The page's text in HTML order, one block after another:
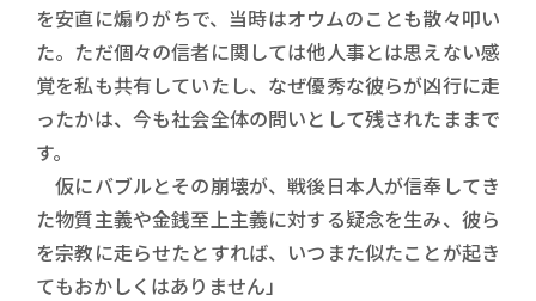
を安直に煽りがちで、当時はオウムのことも散々叩い
た。ただ個々の信者に関しては他人事とは思えない感
覚を私も共有していたし、なぜ優秀な彼らが凶行に走
ったかは、今も社会全体の問いとして残されたままで
す。
仮にバブルとその崩壊が、戦後日本人が信奉してき
た物質主義や金銭至上主義に対する疑念を生み、彼ら
を宗教に走らせたとすれば、いつまた似たことが起き
てもおかしくはありません」